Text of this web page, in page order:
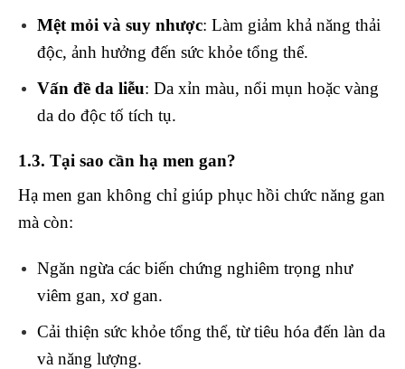
Mệt mỏi và suy nhược: Làm giảm khả năng thải
độc, ảnh hưởng đến sức khỏe tổng thể.
Vấn đề da liễu: Da xỉn màu, nổi mụn hoặc vàng
da do độc tố tích tụ.
1.3. Tại sao cần hạ men gan?
Hạ men gan không chỉ giúp phục hồi chức năng gan
mà còn:
Ngăn ngừa các biến chứng nghiêm trọng như
viêm gan, xơ gan.
Cải thiện sức khỏe tổng thể, từ tiêu hóa đến làn da
và năng lượng.